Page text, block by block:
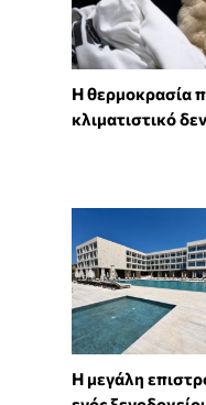
Η θερμοκρασία
κλιματιστικό
Η μεγάλη